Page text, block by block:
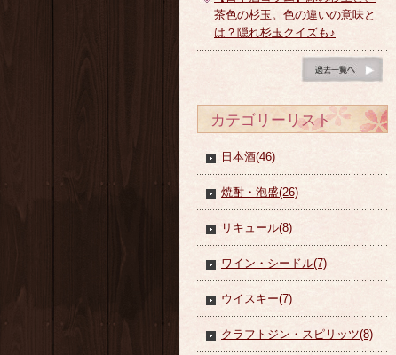
茶色の杉玉。色の違いの意味と
は？隠れ杉玉クイズも♪
カテゴリーリスト
日本酒(46)
焼酎・泡盛(26)
リキュール(8)
ワイン・シードル(7)
ウイスキー(7)
クラフトジン・スピリッツ(8)